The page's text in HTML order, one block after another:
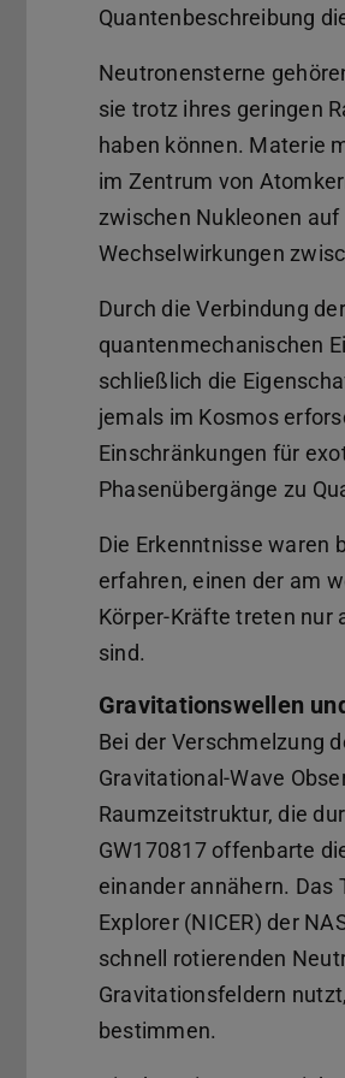
Quantenbeschreibung
Neutronensterne
sie trotz ihres geringen
haben können. Materie
im Zentrum von
zwischen Nukleonen
Wechselwirkungen
Durch die Verbindung
quantenmechanischen
schließlich die
jemals im Kosmos
Einschränkungen für
Phasenübergänge zu
Die Erkenntnisse waren
erfahren, einen der am
Körper-Kräfte treten nur
sind.
Gravitationswellen
Bei der Verschmelzung
Gravitational-Wave
Raumzeitstruktur, die
GW170817 offenbarte
einander annähern.
Explorer (NICER) der
schnell rotierenden
Gravitationsfeldern
bestimmen.